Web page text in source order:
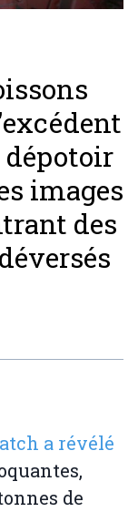
images
des
a révélé
de